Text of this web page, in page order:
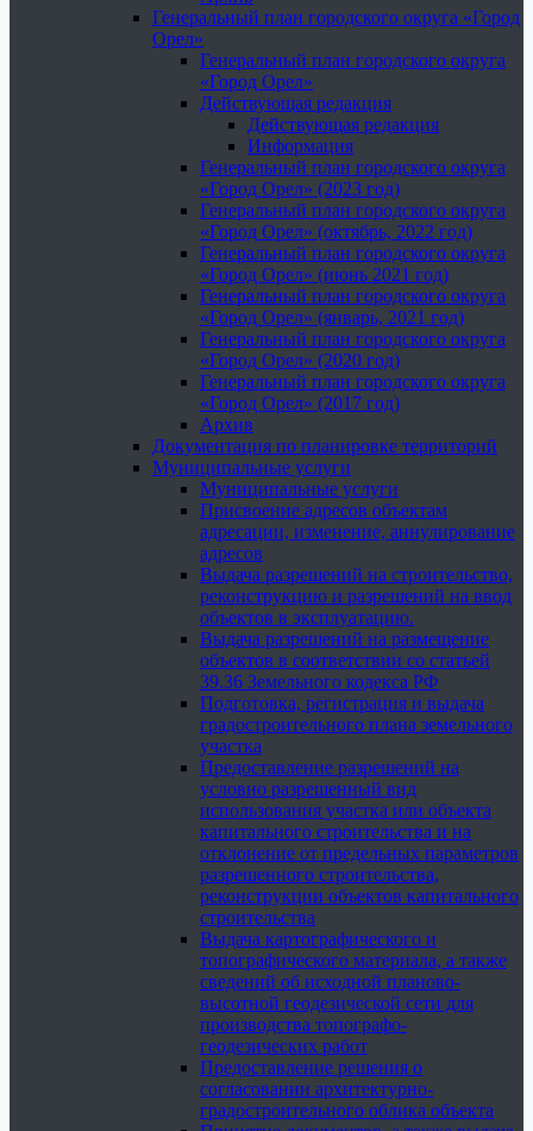
Генеральный план городского округа «Город
Орел»
Генеральный план городского округа
«Город Орел»
Действующая редакция
Действующая редакция
Информация
Генеральный план городского округа
«Город Орел» (2023 год)
Генеральный план городского округа
«Город Орел» (октябрь, 2022 год)
Генеральный план городского округа
«Город Орел» (июнь 2021 год)
Генеральный план городского округа
«Город Орел» (январь, 2021 год)
Генеральный план городского округа
«Город Орел» (2020 год)
Генеральный план городского округа
«Город Орел» (2017 год)
Архив
Документация по планировке территорий
Муниципальные услуги
Муниципальные услуги
Присвоение адресов объектам
адресации, изменение, аннулирование
адресов
Выдача разрешений на строительство,
реконструкцию и разрешений на ввод
объектов в эксплуатацию.
Выдача разрешений на размещение
объектов в соответствии со статьей
39.36 Земельного кодекса РФ
Подготовка, регистрация и выдача
градостроительного плана земельного
участка
Предоставление разрешений на
условно разрешенный вид
использования участка или объекта
капитального строительства и на
отклонение от предельных параметров
разрешенного строительства,
реконструкции объектов капитального
строительства
Выдача картографического и
топографического материала, а также
сведений об исходной планово-
высотной геодезической сети для
производства топографо-
геодезических работ
Предоставление решения о
согласовании архитектурно-
градостроительного облика объекта